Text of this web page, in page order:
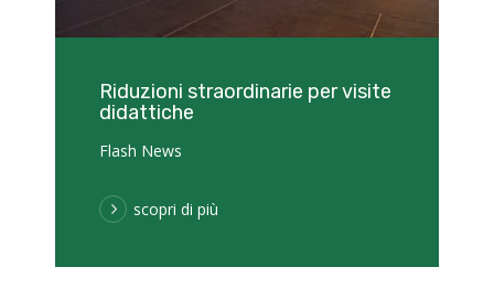
Riduzioni straordinarie per visite
didattiche
Flash News
scopri di più